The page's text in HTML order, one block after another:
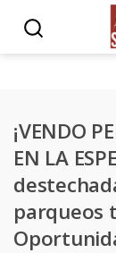
¡VENDO
EN LA
parqueos